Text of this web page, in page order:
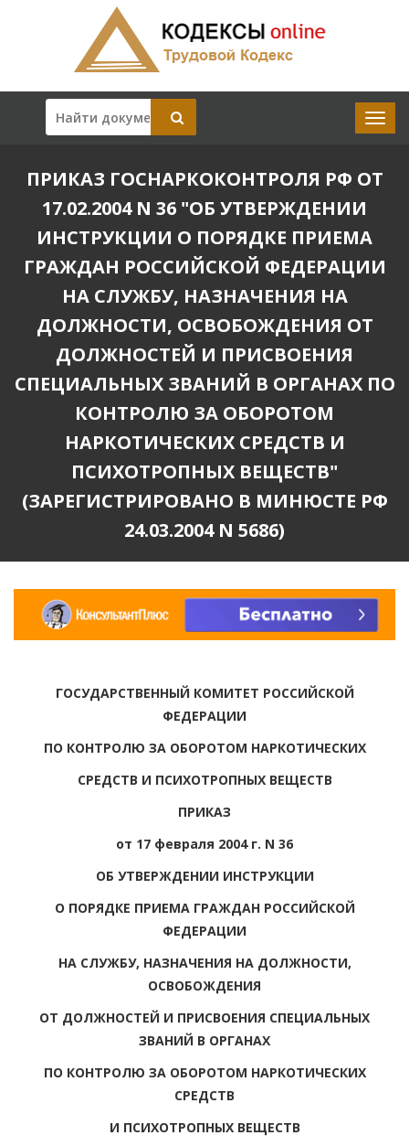
ПРИКАЗ ГОСНАРКОКОНТРОЛЯ РФ ОТ
17.02.2004 N 36 "ОБ УТВЕРЖДЕНИИ
ИНСТРУКЦИИ О ПОРЯДКЕ ПРИЕМА
ГРАЖДАН РОССИЙСКОЙ ФЕДЕРАЦИИ
НА СЛУЖБУ, НАЗНАЧЕНИЯ НА
ДОЛЖНОСТИ, ОСВОБОЖДЕНИЯ ОТ
ДОЛЖНОСТЕЙ И ПРИСВОЕНИЯ
СПЕЦИАЛЬНЫХ ЗВАНИЙ В ОРГАНАХ ПО
КОНТРОЛЮ ЗА ОБОРОТОМ
НАРКОТИЧЕСКИХ СРЕДСТВ И
ПСИХОТРОПНЫХ ВЕЩЕСТВ"
(ЗАРЕГИСТРИРОВАНО В МИНЮСТЕ РФ
24.03.2004 N 5686)
ГОСУДАРСТВЕННЫЙ КОМИТЕТ РОССИЙСКОЙ
ФЕДЕРАЦИИ
ПО КОНТРОЛЮ ЗА ОБОРОТОМ НАРКОТИЧЕСКИХ
СРЕДСТВ И ПСИХОТРОПНЫХ ВЕЩЕСТВ
ПРИКАЗ
от 17 февраля 2004 г. N 36
ОБ УТВЕРЖДЕНИИ ИНСТРУКЦИИ
О ПОРЯДКЕ ПРИЕМА ГРАЖДАН РОССИЙСКОЙ
ФЕДЕРАЦИИ
НА СЛУЖБУ, НАЗНАЧЕНИЯ НА ДОЛЖНОСТИ,
ОСВОБОЖДЕНИЯ
ОТ ДОЛЖНОСТЕЙ И ПРИСВОЕНИЯ СПЕЦИАЛЬНЫХ
ЗВАНИЙ В ОРГАНАХ
ПО КОНТРОЛЮ ЗА ОБОРОТОМ НАРКОТИЧЕСКИХ
СРЕДСТВ
И ПСИХОТРОПНЫХ ВЕЩЕСТВ